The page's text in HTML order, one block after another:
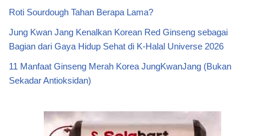
Roti Sourdough Tahan Berapa Lama?
Jung Kwan Jang Kenalkan Korean Red Ginseng sebagai
Bagian dari Gaya Hidup Sehat di K-Halal Universe 2026
11 Manfaat Ginseng Merah Korea JungKwanJang (Bukan
Sekadar Antioksidan)